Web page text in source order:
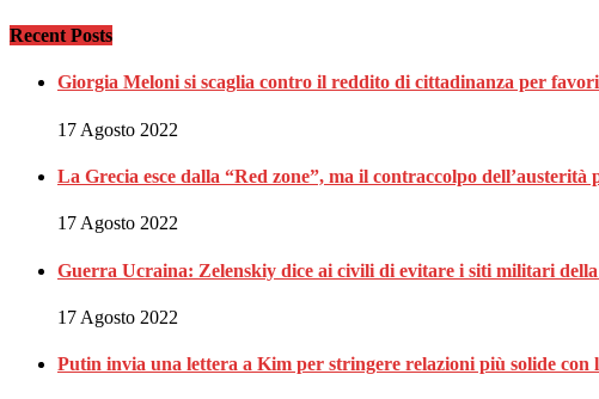
Recent Posts
Giorgia Meloni si scaglia contro il reddito di cittadinanza per
17 Agosto 2022
La Grecia esce dalla “Red zone”, ma il contraccolpo dell’austerità
17 Agosto 2022
Guerra Ucraina: Zelenskiy dice ai civili di evitare i siti militari
17 Agosto 2022
Putin invia una lettera a Kim per stringere relazioni più solide con